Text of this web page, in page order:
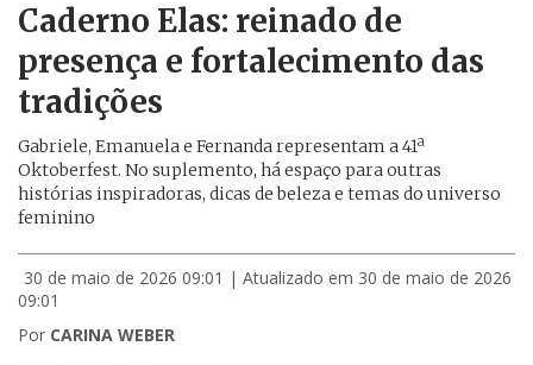
Caderno Elas: reinado de
presença e fortalecimento das
tradições
Gabriele, Emanuela e Fernanda representam a 41ª
Oktoberfest. No suplemento, há espaço para outras
histórias inspiradoras, dicas de beleza e temas do universo
feminino
30 de maio de 2026 09:01 | Atualizado em 30 de maio de 2026
09:01
Por CARINA WEBER